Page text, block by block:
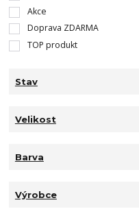
Akce
Doprava ZDARMA
TOP produkt
Stav
Velikost
Barva
Výrobce